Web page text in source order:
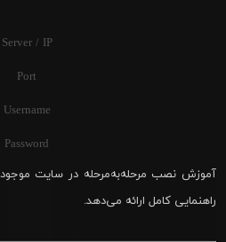
Server / IP
Port
Username
Password
آموزش نصب مرحله‌به‌مرحله در سایت
راهنمایی کامل ارائه می‌دهد.